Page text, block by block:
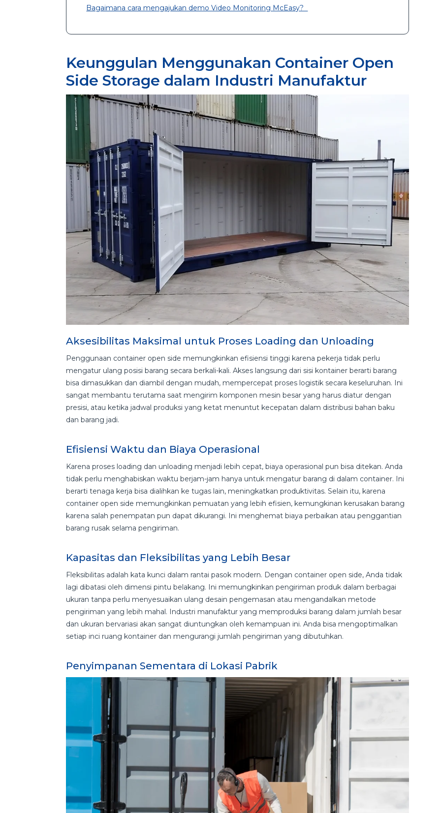
Bagaimana cara mengajukan demo Video Monitoring McEasy?
Keunggulan Menggunakan Container Open
Side Storage dalam Industri Manufaktur
Aksesibilitas Maksimal untuk Proses Loading dan Unloading
Penggunaan container open side memungkinkan efisiensi tinggi karena pekerja tidak perlu
mengatur ulang posisi barang secara berkali-kali. Akses langsung dari sisi kontainer berarti barang
bisa dimasukkan dan diambil dengan mudah, mempercepat proses logistik secara keseluruhan. Ini
sangat membantu terutama saat mengirim komponen mesin besar yang harus diatur dengan
presisi, atau ketika jadwal produksi yang ketat menuntut kecepatan dalam distribusi bahan baku
dan barang jadi.
Efisiensi Waktu dan Biaya Operasional
Karena proses loading dan unloading menjadi lebih cepat, biaya operasional pun bisa ditekan. Anda
tidak perlu menghabiskan waktu berjam-jam hanya untuk mengatur barang di dalam container. Ini
berarti tenaga kerja bisa dialihkan ke tugas lain, meningkatkan produktivitas. Selain itu, karena
container open side memungkinkan pemuatan yang lebih efisien, kemungkinan kerusakan barang
karena salah penempatan pun dapat dikurangi. Ini menghemat biaya perbaikan atau penggantian
barang rusak selama pengiriman.
Kapasitas dan Fleksibilitas yang Lebih Besar
Fleksibilitas adalah kata kunci dalam rantai pasok modern. Dengan container open side, Anda tidak
lagi dibatasi oleh dimensi pintu belakang. Ini memungkinkan pengiriman produk dalam berbagai
ukuran tanpa perlu menyesuaikan ulang desain pengemasan atau mengandalkan metode
pengiriman yang lebih mahal. Industri manufaktur yang memproduksi barang dalam jumlah besar
dan ukuran bervariasi akan sangat diuntungkan oleh kemampuan ini. Anda bisa mengoptimalkan
setiap inci ruang kontainer dan mengurangi jumlah pengiriman yang dibutuhkan.
Penyimpanan Sementara di Lokasi Pabrik